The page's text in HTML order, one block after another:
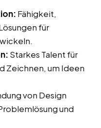
Fähigkeit,
für
Starkes Talent für
Zeichnen, um Ideen
von Design
und